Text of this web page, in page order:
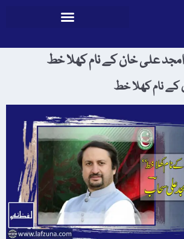
امجد علی خان کے نام کھلا خط
کے نام کھلا خط